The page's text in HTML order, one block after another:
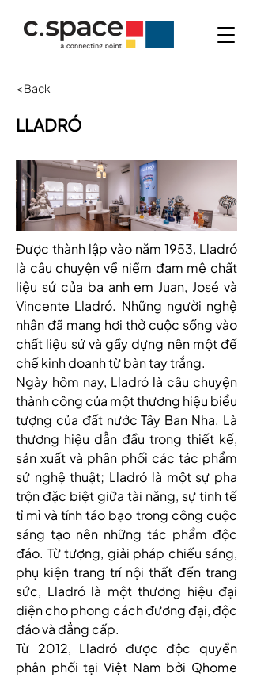
< Back
LLADRÓ
Được thành lập vào năm 1953, Lladró
là câu chuyện về niềm đam mê chất
liệu sứ của ba anh em Juan, José và
Vincente Lladró. Những người nghệ
nhân đã mang hơi thở cuộc sống vào
chất liệu sứ và gầy dựng nên một đế
chế kinh doanh từ bàn tay trắng.
Ngày hôm nay, Lladró là câu chuyện
thành công của một thương hiệu biểu
tượng của đất nước Tây Ban Nha. Là
thương hiệu dẫn đầu trong thiết kế,
sản xuất và phân phối các tác phẩm
sứ nghệ thuật; Lladró là một sự pha
trộn đặc biệt giữa tài năng, sự tinh tế
tỉ mỉ và tính táo bạo trong công cuộc
sáng tạo nên những tác phẩm độc
đáo. Từ tượng, giải pháp chiếu sáng,
phụ kiện trang trí nội thất đến trang
sức, Lladró là một thương hiệu đại
diện cho phong cách đương đại, độc
đáo và đẳng cấp.
Từ 2012, Lladró được độc quyền
phân phối tại Việt Nam bởi Qhome